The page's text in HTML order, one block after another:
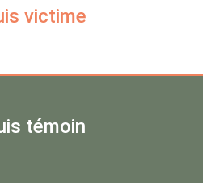
victime
témoin